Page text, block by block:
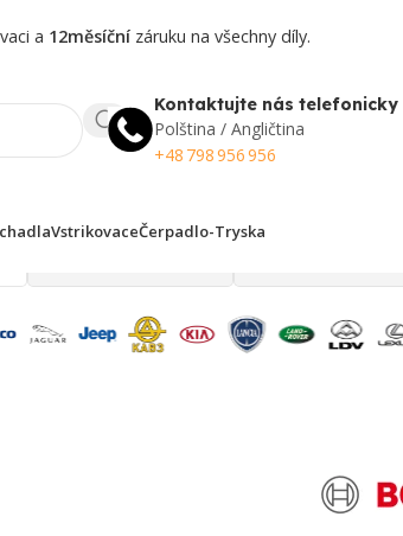
a 12měsíčnízáruku na všechny díly.
Kontaktujte nás telefonicky
Polština / Angličtina
+48 798 956 956
VstrikovaceČerpadlo-Tryska